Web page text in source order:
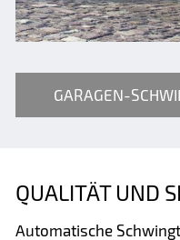
GARAGEN-
QUALITÄT UND
Automatische